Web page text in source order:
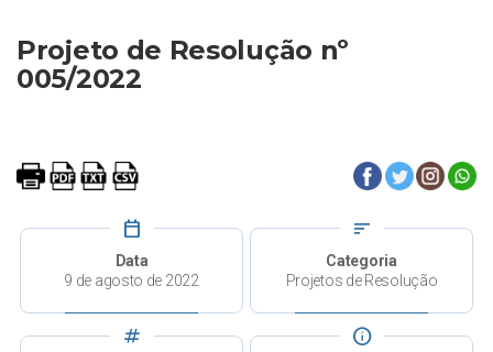
Projeto de Resolução nº
005/2022
calendar_today
Data
9 de agosto de 2022
sort
Categoria
Projetos de Resolução
tag info